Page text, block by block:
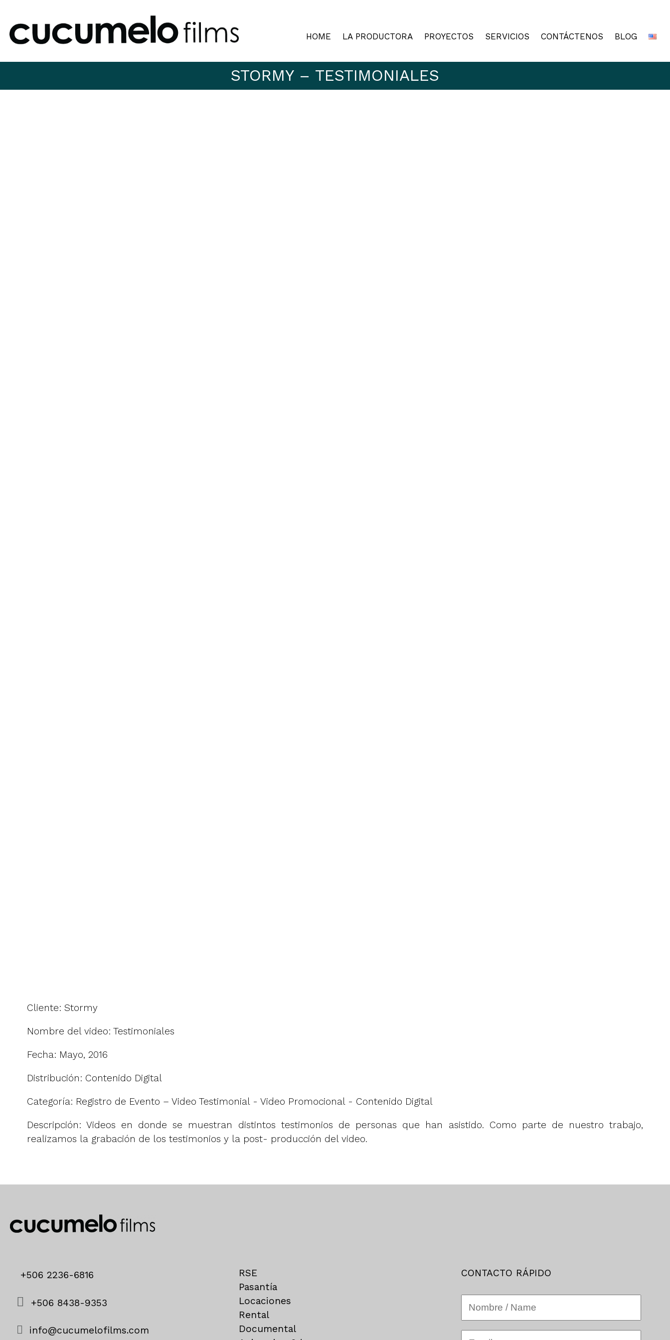
HOME LA PRODUCTORA PROYECTOS SERVICIOS CONTÁCTENOS BLOG
STORMY – TESTIMONIALES
Cliente: Stormy
Nombre del video: Testimoniales
Fecha: Mayo, 2016
Distribución: Contenido Digital
Categoría: Registro de Evento – Video Testimonial - Video Promocional - Contenido Digital
Descripción: Videos en donde se muestran distintos testimonios de personas que han asistido. Como parte de nuestro trabajo,
realizamos la grabación de los testimonios y la post- producción del video.
+506 2236-6816
+506 8438-9353
info@cucumelofilms.com
RSE
Pasantía
Locaciones
Rental
Documental
CONTACTO RÁPIDO